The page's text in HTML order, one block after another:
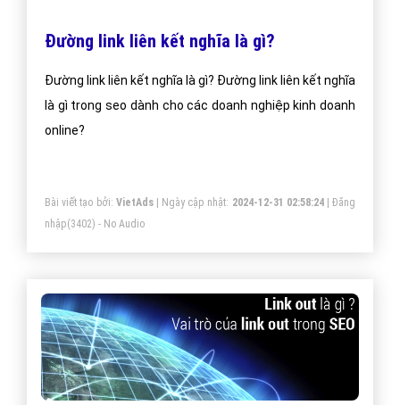
Đường link liên kết nghĩa là gì?
Đường link liên kết nghĩa là gì? Đường link liên kết nghĩa
là gì trong seo dành cho các doanh nghiệp kinh doanh
online?
Bài viết tạo bởi: VietAds| Ngày cập nhật: 2024-12-31 02:58:24|Đăng
nhập(3402) - No Audio